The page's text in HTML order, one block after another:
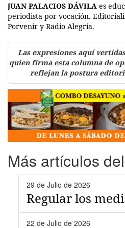
JUAN PALACIOS DÁVILA es
periodista por vocación.
Porvenir y Radio Alegría.
Las expresiones aquí
quien firma esta columna de
reflejan la postura
Más artículos
29 de Julio de 2026
Regular los
22 de Julio de 2026